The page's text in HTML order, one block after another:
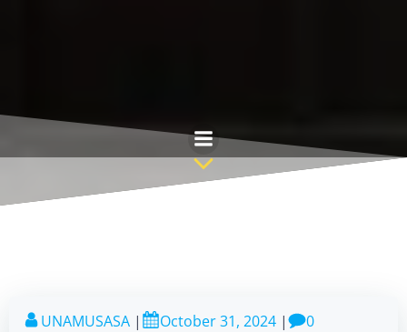
UNAMUSASA | October 31, 2024 | 0